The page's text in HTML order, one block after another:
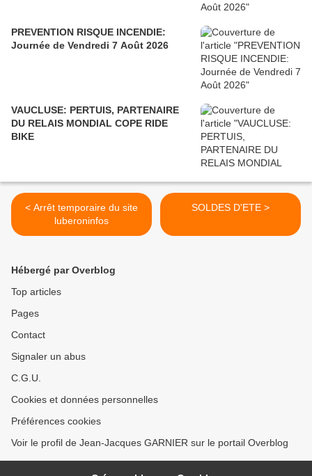
PREVENTION RISQUE INCENDIE:
Journée de Vendredi 7 Août 2026
VAUCLUSE: PERTUIS, PARTENAIRE
DU RELAIS MONDIAL COPE RIDE
BIKE
< Arrêt temporaire du site
luberoninfos
SOLDES D'ETE >
Hébergé par Overblog
Top articles
Pages
Contact
Signaler un abus
C.G.U.
Cookies et données personnelles
Préférences cookies
Voir le profil de Jean-Jacques GARNIER sur le portail Overblog